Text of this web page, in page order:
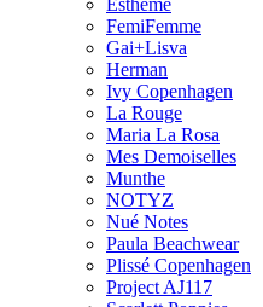
FemiFemme
Gai+Lisva
Herman
Ivy Copenhagen
La Rouge
Maria La Rosa
Mes Demoiselles
Munthe
NOTYZ
Nué Notes
Paula Beachwear
Plissé Copenhagen
Project AJ117